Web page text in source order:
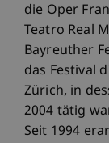
die Oper
Teatro Real
Bayreuther
das Festival
Zürich, in
2004 tätig
Seit 1994